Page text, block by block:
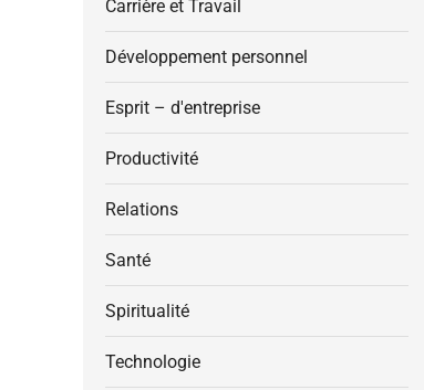
Carrière et Travail
Développement personnel
Esprit – d'entreprise
Productivité
Relations
Santé
Spiritualité
Technologie